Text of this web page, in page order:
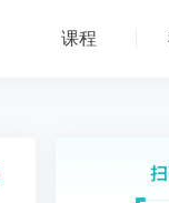
课程